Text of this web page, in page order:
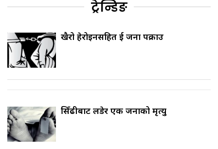
ट्रेन्डिङ
खैरो हेरोइनसहित दुई जना पक्राउ
सिँढीबाट लडेर एक जनाको मृत्यु